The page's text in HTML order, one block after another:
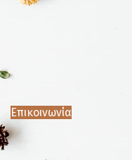
Επικοινωνία